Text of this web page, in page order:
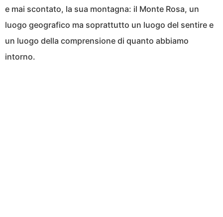
e mai scontato, la sua montagna: il Monte Rosa, un
luogo geografico ma soprattutto un luogo del sentire e
un luogo della comprensione di quanto abbiamo
intorno.